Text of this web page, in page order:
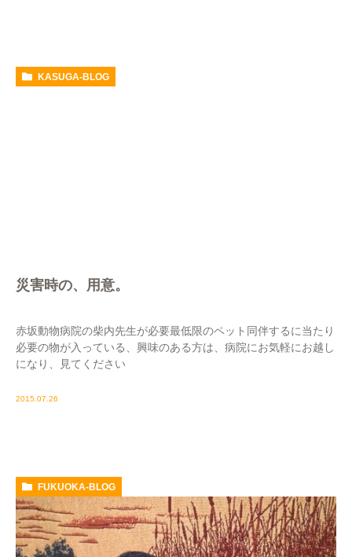
KASUGA-BLOG
災害時の、用意。
赤坂動物病院の柴内先生が必要最低限のペット同伴するに当たり
必要の物が入っている、興味のある方は、病院にお気軽にお越し
になり、見てください
2015.07.26
FUKUOKA-BLOG